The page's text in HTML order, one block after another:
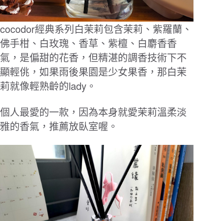
cocodor經典系列白茉莉包含茉莉、紫羅蘭、
佛手柑、白玫瑰、香草、紫檀、白麝香香
氣，是偏甜的花香，但精湛的調香技術下不
顯輕佻，如果雨後果園是少女果香，那白茉
莉就像輕熟齡的lady 。
個人最愛的一款，因為本身就愛茉莉溫柔淡
雅的香氣，推薦放臥室喔。